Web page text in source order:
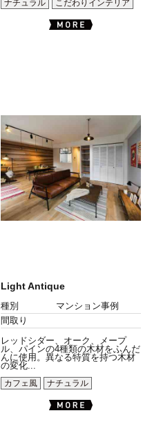
ナチュラル
こだわりインテリア
Light Antique
種別
マンション事例
間取り
レッドシダー、オーク、メープ
ル、パインの4種類の木材をふんだ
んに使用。異なる特質を持つ木材
の変化...
カフェ風
ナチュラル